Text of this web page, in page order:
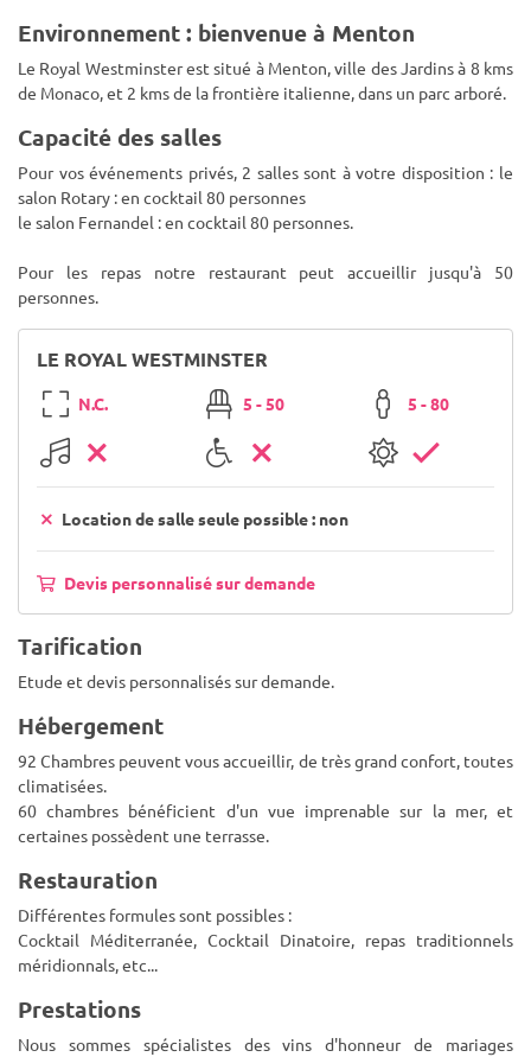
Environnement : bienvenue à Menton
Le Royal Westminster est situé à Menton, ville des Jardins à 8 kms
de Monaco, et 2 kms de la frontière italienne, dans un parc arboré.
Capacité des salles
Pour vos événements privés, 2 salles sont à votre disposition : le
salon Rotary : en cocktail 80 personnes
le salon Fernandel : en cocktail 80 personnes.
Pour les repas notre restaurant peut accueillir jusqu'à 50
personnes.
LE ROYAL WESTMINSTER
N.C. 5 - 50 5 - 80
Location de salle seule possible : non
Devis personnalisé sur demande
Tarification
Etude et devis personnalisés sur demande.
Hébergement
92 Chambres peuvent vous accueillir, de très grand confort, toutes
climatisées.
60 chambres bénéficient d'un vue imprenable sur la mer, et
certaines possèdent une terrasse.
Restauration
Différentes formules sont possibles :
Cocktail Méditerranée, Cocktail Dinatoire, repas traditionnels
méridionnals, etc...
Prestations
Nous sommes spécialistes des vins d'honneur de mariages